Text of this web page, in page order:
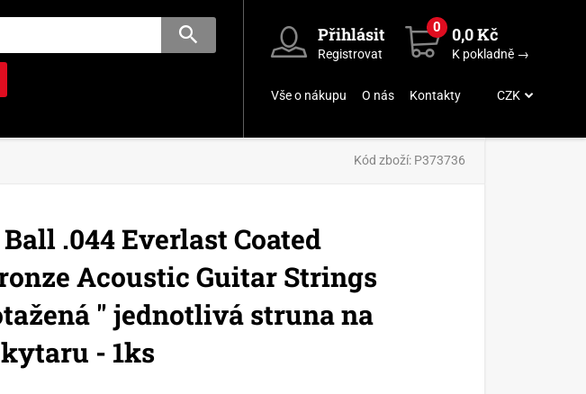
Přihlásit
Registrovat
0 0,0 Kč
K pokladně →
Vše o nákupu O nás Kontakty CZK
Kód zboží: P373736
.044 Everlast Coated
Acoustic Guitar Strings
" jednotlivá struna na
- 1ks